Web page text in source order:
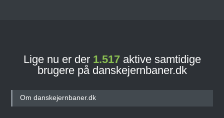
Danmarks Jernbanemuseum
Lige nu er der 1.517aktive samtidige
brugere på danskejernbaner.dk
Om danskejernbaner.dk